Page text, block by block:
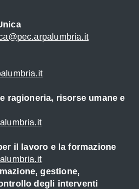
ragioneria, risorse umane e
il lavoro e la formazione
gestione,
degli interventi